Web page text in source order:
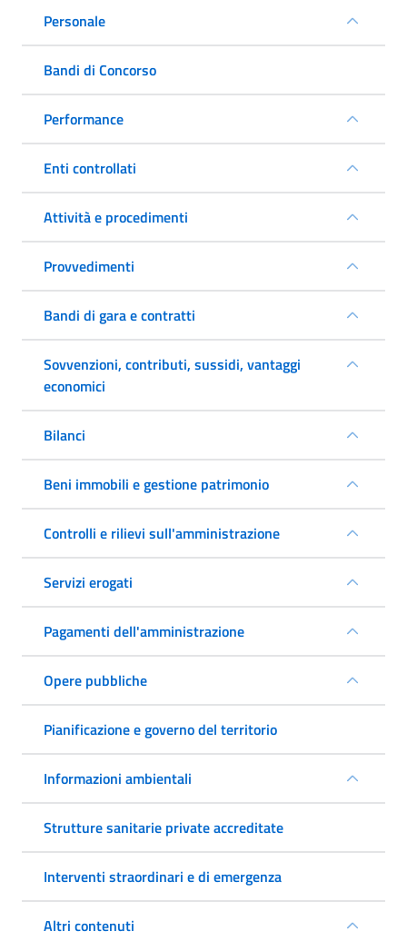
Personale
Bandi di Concorso
Performance
Enti controllati
Attività e procedimenti
Provvedimenti
Bandi di gara e contratti
Sovvenzioni, contributi, sussidi, vantaggi
economici
Bilanci
Beni immobili e gestione patrimonio
Controlli e rilievi sull'amministrazione
Servizi erogati
Pagamenti dell'amministrazione
Opere pubbliche
Pianificazione e governo del territorio
Informazioni ambientali
Strutture sanitarie private accreditate
Interventi straordinari e di emergenza
Altri contenuti